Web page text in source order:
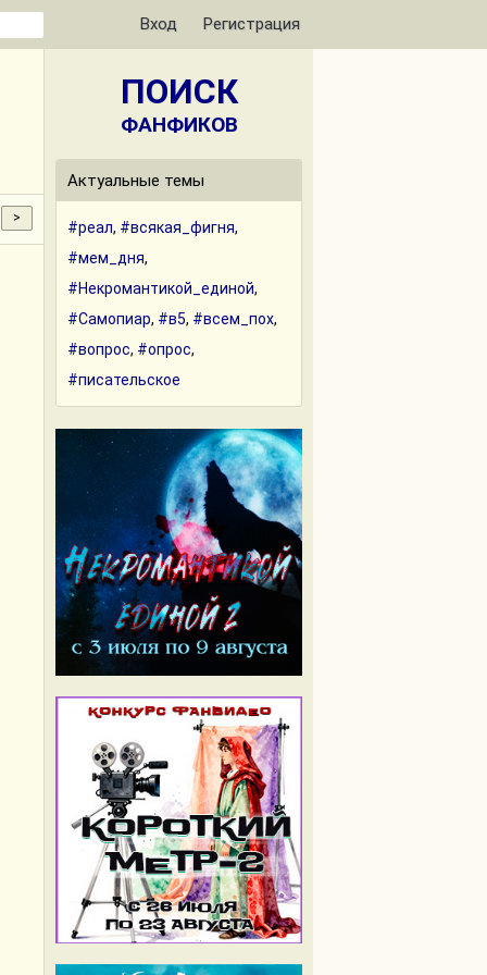
Вход Регистрация
ПОИСК
ФАНФИКОВ
Актуальные темы
#реал, #всякая_фигня,
#мем_дня,
#Некромантикой_единой,
#Самопиар, #в5, #всем_пох,
#вопрос, #опрос,
#писательское